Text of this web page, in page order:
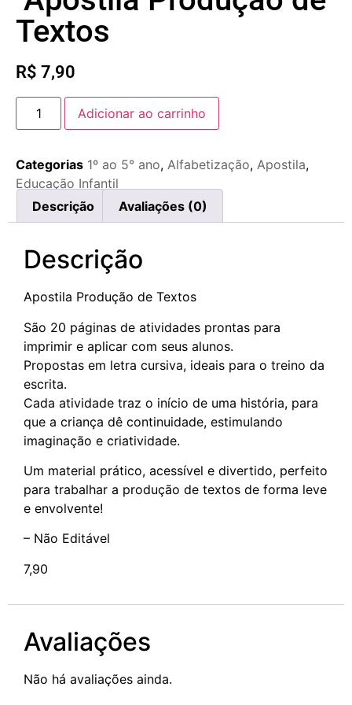
Textos
R$ 7,90
Adicionar ao carrinho
Categorias 1º ao 5° ano, Alfabetização, Apostila,
Educação Infantil
Descrição
Avaliações (0)
Descrição
Apostila Produção de Textos
São 20 páginas de atividades prontas para
imprimir e aplicar com seus alunos.
Propostas em letra cursiva, ideais para o treino da
escrita.
Cada atividade traz o início de uma história, para
que a criança dê continuidade, estimulando
imaginação e criatividade.
Um material prático, acessível e divertido, perfeito
para trabalhar a produção de textos de forma leve
e envolvente!
– Não Editável
7,90
Avaliações
Não há avaliações ainda.